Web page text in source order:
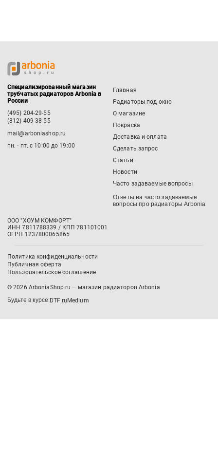
Специализированный магазин
трубчатых радиаторов Arbonia в
России
(495) 204-29-55
(812) 409-38-55
mail@arboniashop.ru
пн. - пт. с 10:00 до 19:00
Главная
Радиаторы под окно
О магазине
Покраска
Доставка и оплата
Сделать запрос
Статьи
Новости
Часто задаваемые вопросы
Ответы на часто задаваемые
вопросы про радиаторы Arbonia
ООО "ХОУМ КОМФОРТ"
‍ИНН 7811788339 / КПП 781101001
ОГРН 1237800065865
Политика конфиденциальности
Публичная оферта
Пользовательское соглашение
© 2026 ArboniaShop.ru – магазин радиаторов Arbonia
Будьте в курсе:DTF.ru Medium